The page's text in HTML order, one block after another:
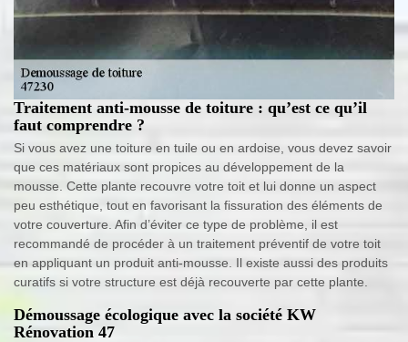
Traitement anti-mousse de toiture : qu’est ce qu’il
faut comprendre ?
Si vous avez une toiture en tuile ou en ardoise, vous devez savoir
que ces matériaux sont propices au développement de la
mousse. Cette plante recouvre votre toit et lui donne un aspect
peu esthétique, tout en favorisant la fissuration des éléments de
votre couverture. Afin d’éviter ce type de problème, il est
recommandé de procéder à un traitement préventif de votre toit
en appliquant un produit anti-mousse. Il existe aussi des produits
curatifs si votre structure est déjà recouverte par cette plante.
Démoussage écologique avec la société KW
Rénovation 47